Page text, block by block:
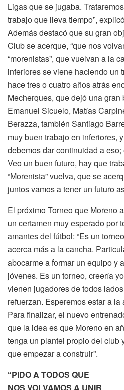
Ligas que se jugaba.
trabajo que lleva tiempo”,
Además destacó que su gran
Club se acerque, “que nos
“morenistas”, que vuelvan a la
inferiores se viene haciendo un
hace tres o cuatro años atrás
Mecherques, que dejó una gran
Emanuel Sicuelo, Matías
Berazza, también Santiago
muy buen trabajo en inferiores,
debemos dar continuidad a
Veo un buen futuro, hay que
“Morenista” vuelva, que se
juntos vamos a tener un futuro
El próximo Torneo que Moreno
un certamen muy esperado por
amantes del fútbol: “Es un
acerca más a la cancha.
abocarme a formar un equipo y
jóvenes. Es un torneo, creería
vienen jugadores de todos
refuerzan. Esperemos estar a la
Para finalizar, el nuevo
que la idea es que Moreno en
tenga un plantel propio del club
que empezar a construir”.
“PIDO A TODOS QUE